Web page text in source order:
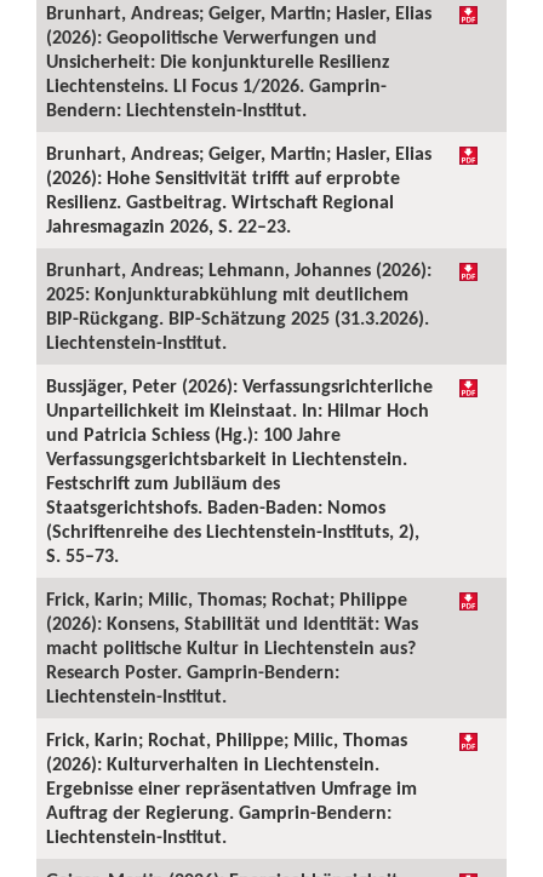
Brunhart, Andreas; Geiger, Martin; Hasler, Elias
(2026): Geopolitische Verwerfungen und
Unsicherheit: Die konjunkturelle Resilienz
Liechtensteins. LI Focus 1/2026. Gamprin-
Bendern: Liechtenstein-Institut.
Brunhart, Andreas; Geiger, Martin; Hasler, Elias
(2026): Hohe Sensitivität trifft auf erprobte
Resilienz. Gastbeitrag. Wirtschaft Regional
Jahresmagazin 2026, S. 22–23.
Brunhart, Andreas; Lehmann, Johannes (2026):
2025: Konjunkturabkühlung mit deutlichem
BIP-Rückgang. BIP-Schätzung 2025 (31.3.2026).
Liechtenstein-Institut.
Bussjäger, Peter (2026): Verfassungsrichterliche
Unparteilichkeit im Kleinstaat. In: Hilmar Hoch
und Patricia Schiess (Hg.): 100 Jahre
Verfassungsgerichtsbarkeit in Liechtenstein.
Festschrift zum Jubiläum des
Staatsgerichtshofs. Baden-Baden: Nomos
(Schriftenreihe des Liechtenstein-Instituts, 2),
S. 55–73.
Frick, Karin; Milic, Thomas; Rochat; Philippe
(2026): Konsens, Stabilität und Identität: Was
macht politische Kultur in Liechtenstein aus?
Research Poster. Gamprin-Bendern:
Liechtenstein-Institut.
Frick, Karin; Rochat, Philippe; Milic, Thomas
(2026): Kulturverhalten in Liechtenstein.
Ergebnisse einer repräsentativen Umfrage im
Auftrag der Regierung. Gamprin-Bendern:
Liechtenstein-Institut.